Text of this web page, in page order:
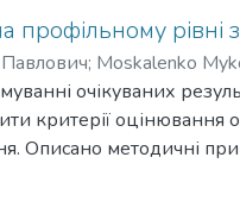
профільному
; Moskalenko
очікуваних
критерії оцінювання
Описано методичні
можливостей змісту